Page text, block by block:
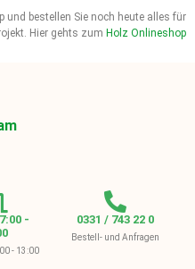
und bestellen Sie noch heute alles für
Hier gehts zum Holz Onlineshop
-
- 13:00
0331 / 743 22 0
Bestell- und Anfragen